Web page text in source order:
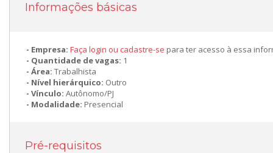
Informações básicas
Empresa: Faça login ou cadastre-se para ter acesso à essa
Quantidade de vagas: 1
Área: Trabalhista
Nível hierárquico: Outro
Vínculo: Autônomo/PJ
Modalidade: Presencial
Pré-requisitos